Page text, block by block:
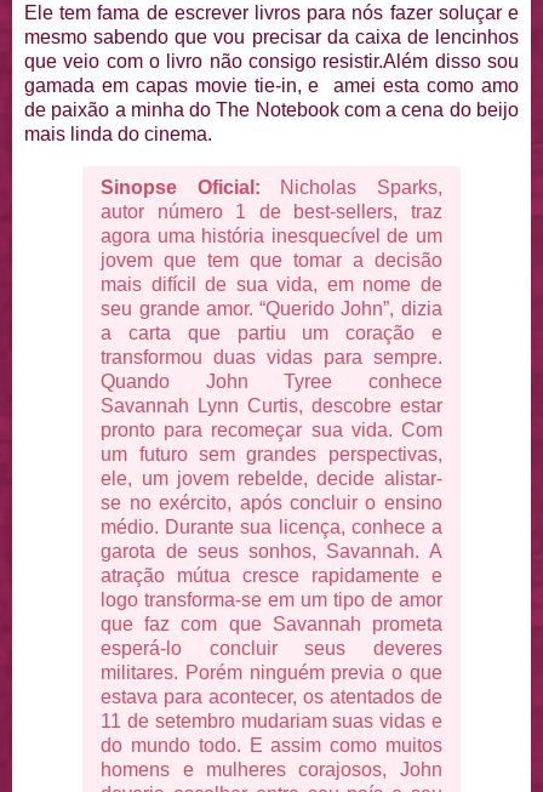
Ele tem fama de escrever livros para nós fazer soluçar e
mesmo sabendo que vou precisar da caixa de lencinhos
que veio com o livro não consigo resistir.Além disso sou
gamada em capas movie tie-in, e amei esta como amo
de paixão a minha do The Notebook com a cena do beijo
mais linda do cinema.
Sinopse Oficial:
Nicholas Sparks,
autor número 1 de best-sellers, traz
agora uma história inesquecível de um
jovem que tem que tomar a decisão
mais difícil de sua vida, em nome de
seu grande amor. “Querido John”, dizia
a carta que partiu um coração e
transformou duas vidas para sempre.
Quando John Tyree conhece
Savannah Lynn Curtis, descobre estar
pronto para recomeçar sua vida. Com
um futuro sem grandes perspectivas,
ele, um jovem rebelde, decide alistar-
se no exército, após concluir o ensino
médio. Durante sua licença, conhece a
garota de seus sonhos, Savannah. A
atração mútua cresce rapidamente e
logo transforma-se em um tipo de amor
que faz com que Savannah prometa
esperá-lo concluir seus deveres
militares. Porém ninguém previa o que
estava para acontecer, os atentados de
11 de setembro mudariam suas vidas e
do mundo todo. E assim como muitos
homens e mulheres corajosos, John